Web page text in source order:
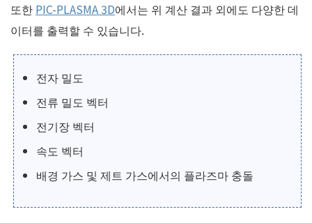
또한 PIC-PLASMA 3D에서는 위 계산 결과 외에도 다양한 데
이터를 출력할 수 있습니다.
전자 밀도
전류 밀도 벡터
전기장 벡터
속도 벡터
배경 가스 및 제트 가스에서의 플라즈마 충돌